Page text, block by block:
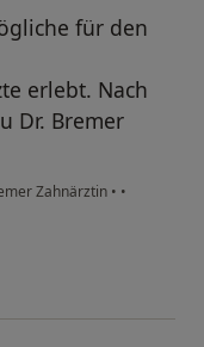
für den
erlebt. Nach
Dr. Bremer
Zahnärztin • •